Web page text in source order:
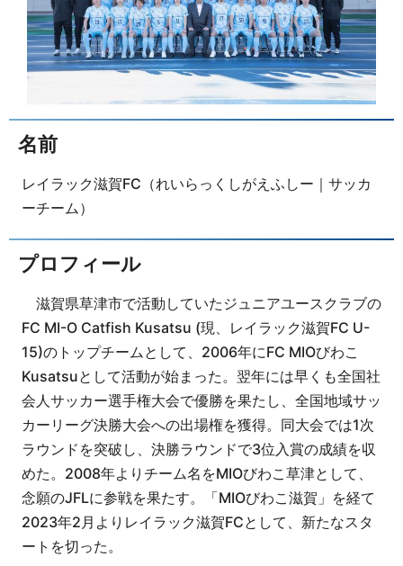
名前
レイラック滋賀FC（れいらっくしがえふしー｜サッカ
ーチーム）
プロフィール
滋賀県草津市で活動していたジュニアユースクラブの
FC MI-O Catfish Kusatsu (現、レイラック滋賀FC U-
15)のトップチームとして、2006年にFC MIOびわこ
Kusatsuとして活動が始まった。翌年には早くも全国社
会人サッカー選手権大会で優勝を果たし、全国地域サッ
カーリーグ決勝大会への出場権を獲得。同大会では1次
ラウンドを突破し、決勝ラウンドで3位入賞の成績を収
めた。2008年よりチーム名をMIOびわこ草津として、
念願のJFLに参戦を果たす。「MIOびわこ滋賀」を経て
2023年2月よりレイラック滋賀FCとして、新たなスタ
ートを切った。